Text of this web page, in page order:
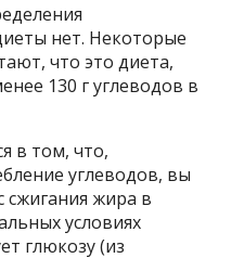
нет. Некоторые
что это диета,
130 г углеводов в
в том, что,
углеводов, вы
сжигания жира в
условиях
глюкозу (из